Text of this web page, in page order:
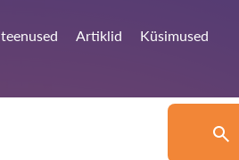
Artiklid Küsimused